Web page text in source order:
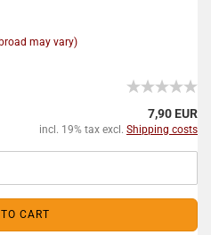
may vary)
7,90 EUR
incl. 19% tax excl. Shipping costs
CART